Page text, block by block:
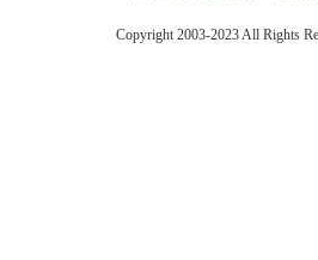
Copyright 2003-2023 All Rights